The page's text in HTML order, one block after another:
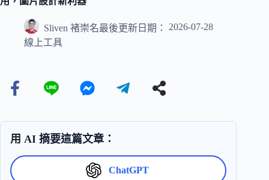
Sliven 褚崇名最後更新日期：
2026-07-28
線上工具
用 AI 摘要這篇文章：
ChatGPT